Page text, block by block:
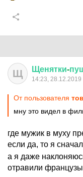
Щ Щенятки-
14:23, 28.12.2019
От пользователя
мну это видел в
где мужик в муху
если да, то я
а я даже
отравили французы